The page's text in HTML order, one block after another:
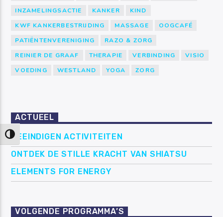
Keuze voor hoog contrast
INZAMELINGSACTIE
KANKER
KIND
KWF KANKERBESTRIJDING
MASSAGE
OOGCAFÉ
PATIËNTENVERENIGING
RAZO & ZORG
REINIER DE GRAAF
THERAPIE VERBINDING
VISIO
VOEDING
WESTLAND YOGA ZORG
ACTUEEL
BEEINDIGEN ACTIVITEITEN
ONTDEK DE STILLE KRACHT VAN SHIATSU
ELEMENTS FOR ENERGY
VOLGENDE PROGRAMMA’S